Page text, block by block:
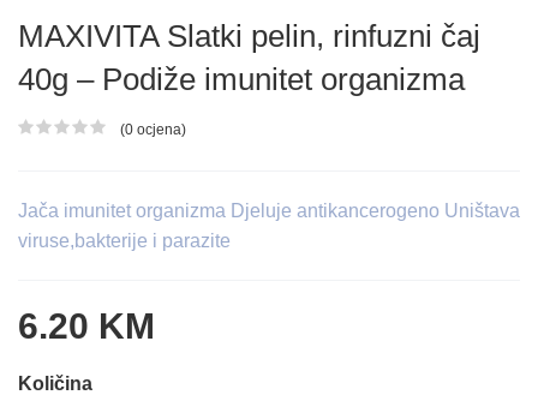
MAXIVITA Slatki pelin, rinfuzni čaj
40g – Podiže imunitet organizma
Ocjena proizvoda
(0 ocjena)
Jača imunitet organizma Djeluje antikancerogeno Uništava
viruse,bakterije i parazite
6.20 KM
Količina